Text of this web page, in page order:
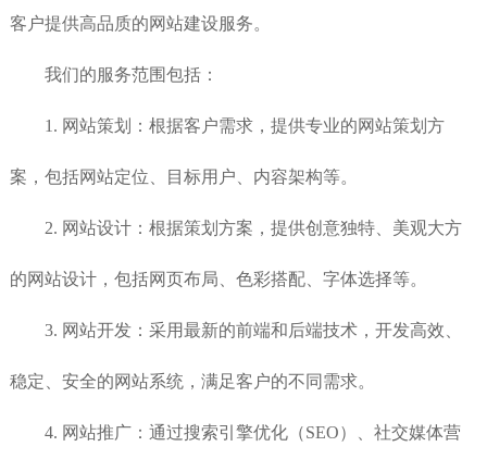
客户提供高品质的网站建设服务。
我们的服务范围包括：
1. 网站策划：根据客户需求，提供专业的网站策划方
案，包括网站定位、目标用户、内容架构等。
2. 网站设计：根据策划方案，提供创意独特、美观大方
的网站设计，包括网页布局、色彩搭配、字体选择等。
3. 网站开发：采用最新的前端和后端技术，开发高效、
稳定、安全的网站系统，满足客户的不同需求。
4. 网站推广：通过搜索引擎优化（SEO）、社交媒体营